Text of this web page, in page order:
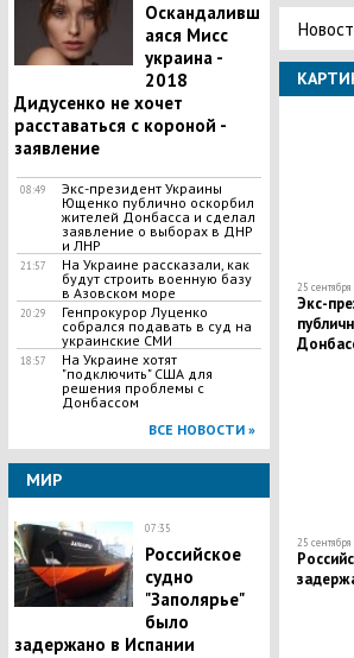
Оскандаливш
аяся Мисс
украина -
2018
Дидусенко не хочет
расставаться с короной -
заявление
08:49
Экс-президент Украины
Ющенко публично оскорбил
жителей Донбасса и сделал
заявление о выборах в ДНР
и ЛНР
21:57
На Украине рассказали, как
будут строить военную базу
в Азовском море
20:29
Генпрокурор Луценко
собрался подавать в суд на
украинские СМИ
18:57
На Украине хотят
"подключить" США для
решения проблемы с
Донбассом
ВСЕ НОВОСТИ »
МИР
07:35
​Российское
судно
"Заполярье"
было
задержано в Испании
25
Экс-
25